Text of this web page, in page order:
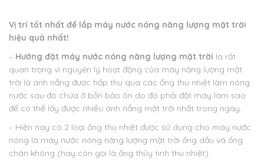
Vị trí tốt nhất để lắp máy nước nóng năng lượng mặt trời
hiệu quả nhất!
– Hướng đặt máy nước nóng năng lượng mặt trời là rất
quan trọng vì nguyên lý hoạt động của máy năng lượng mặt
trời là ánh nắng được hấp thụ qua các ống thu nhiệt làm nóng
nước sau đó chứa ở bồn bảo ôn do đó phải đặt máy làm sao
để có thể lấy được nhiều ánh nắng mặt trời nhất trong ngày.
– Hiện nay có 2 loại ống thu nhiệt được sử dụng cho máy nước
nóng là máy nước nóng năng lượng mặt trời ống dầu và ống
chân không (hay còn gọi là ống thủy tinh thu nhiệt).